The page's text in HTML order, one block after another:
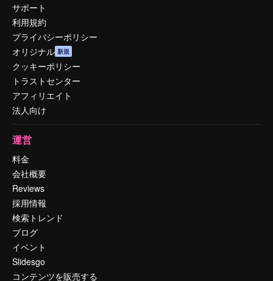
サポート
利用規約
プライバシーポリシー
オリジナル 新規
クッキーポリシー
トラストセンター
アフィリエイト
法人向け
運営
料金
会社概要
Reviews
採用情報
検索トレンド
ブログ
イベント
Slidesgo
コンテンツを販売する